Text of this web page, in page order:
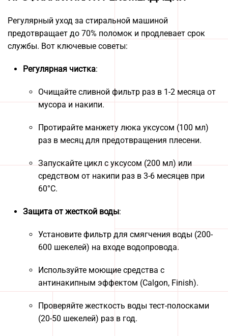
Регулярный уход за стиральной машиной
предотвращает до 70% поломок и продлевает срок
службы. Вот ключевые советы:
Регулярная чистка:
Очищайте сливной фильтр раз в 1-2 месяца от
мусора и накипи.
Протирайте манжету люка уксусом (100 мл)
раз в месяц для предотвращения плесени.
Запускайте цикл с уксусом (200 мл) или
средством от накипи раз в 3-6 месяцев при
60°C.
Защита от жесткой воды:
Установите фильтр для смягчения воды (200-
600 шекелей) на входе водопровода.
Используйте моющие средства с
антинакипным эффектом (Calgon, Finish).
Проверяйте жесткость воды тест-полосками
(20-50 шекелей) раз в год.